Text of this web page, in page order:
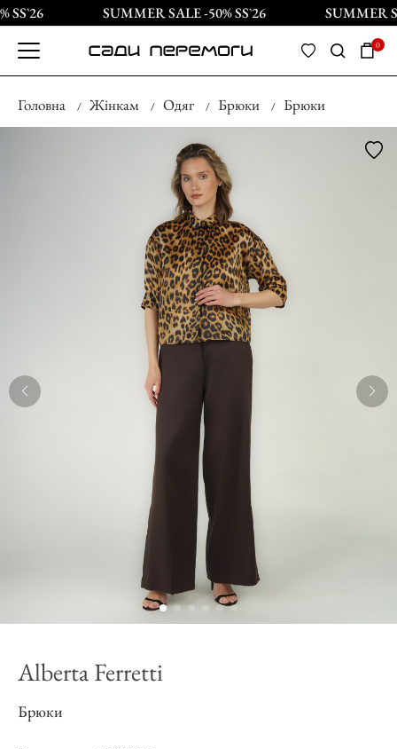
SUMMER SALE -50% SS`26 SUMMER
0
Головна Жінкам Одяг Брюки Брюки
Alberta Ferretti
Брюки